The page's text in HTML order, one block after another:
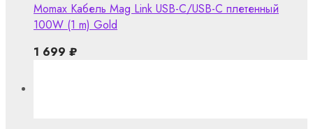
Momax Кабель Mag Link USB-C/USB-C плетенный
100W (1 m) Gold
1 699 ₽